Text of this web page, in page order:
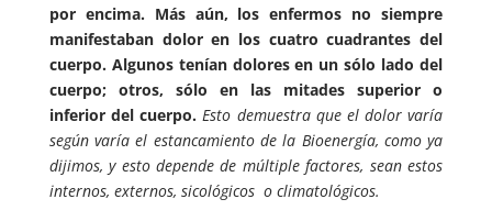
por encima. Más aún, los enfermos no siempre
manifestaban dolor en los cuatro cuadrantes del
cuerpo. Algunos tenían dolores en un sólo lado del
cuerpo; otros, sólo en las mitades superior o
inferior del cuerpo.Esto demuestra que el dolor varía
según varía el estancamiento de la Bioenergía, como ya
dijimos, y esto depende de múltiple factores, sean estos
internos, externos, sicológicos o climatológicos.